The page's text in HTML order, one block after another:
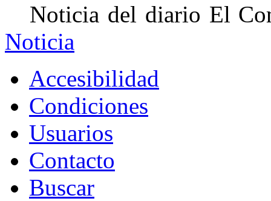
Noticia del diario El
Noticia
Accesibilidad
Condiciones
Usuarios
Contacto
Buscar